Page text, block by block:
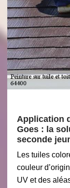
Application
Goes : la
seconde
Les tuiles
couleur
UV et des